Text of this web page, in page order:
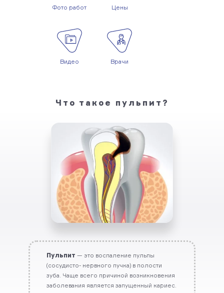
Фото работ Цены
Видео Врачи
Что такое пульпит?
Пульпит — это воспаление пульпы
(сосудисто- нервного пучка) в полости
зуба. Чаще всего причиной возникновения
заболевания является запущенный кариес.